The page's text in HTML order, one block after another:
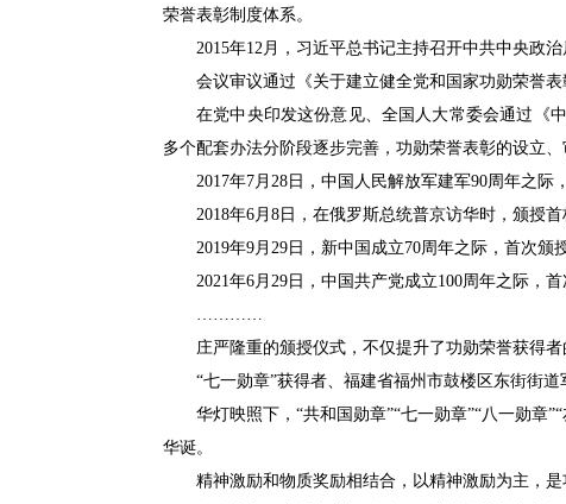
荣誉表彰制度体系。
2015年12月，习近平总书记主持召开中共中央政治
会议审议通过《关于建立健全党和国家功勋荣誉
在党中央印发这份意见、全国人大常委会通过《
多个配套办法分阶段逐步完善，功勋荣誉表彰的设立
2017年7月28日，中国人民解放军建军90周年之际
2018年6月8日，在俄罗斯总统普京访华时，颁授首
2019年9月29日，新中国成立70周年之际，首次颁
2021年6月29日，中国共产党成立100周年之际，首
…………
庄严隆重的颁授仪式，不仅提升了功勋荣誉获得
“七一勋章”获得者、福建省福州市鼓楼区东街街
华灯映照下，“共和国勋章”“七一勋章”“八一勋章
华诞。
精神激励和物质奖励相结合，以精神激励为主，是